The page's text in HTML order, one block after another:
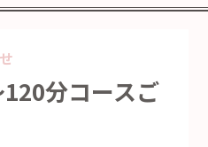
分コースご